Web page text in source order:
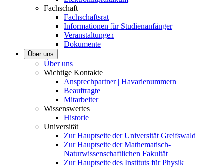
Fachschaft
Fachschaftsrat
Informationen für Studienanfänger
Veranstaltungen
Dokumente
Über uns
Über uns
Wichtige Kontakte
Ansprechpartner | Havarienummern
Beauftragte
Mitarbeiter
Wissenswertes
Historie
Universität
Zur Hauptseite der Universität Greifswald
Zur Hauptseite der Mathematisch-
Naturwissenschaftlichen Fakultät
Zur Hauptseite des Instituts für Physik